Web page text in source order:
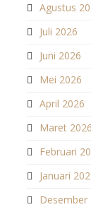
Agustus
Juli 2026
Juni 2026
Mei 2026
April 2026
Maret 2026
Februari
Januari
Desember